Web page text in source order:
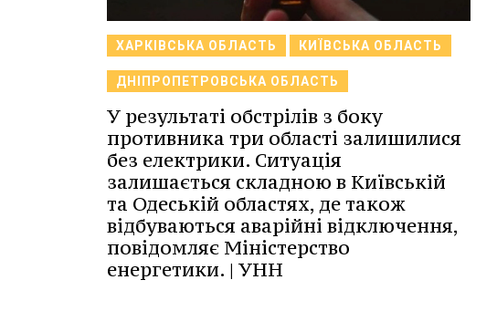
ХАРКІВСЬКА ОБЛАСТЬ КИЇВСЬКА ОБЛАСТЬ
ДНІПРОПЕТРОВСЬКА ОБЛАСТЬ
У результаті обстрілів з боку
противника три області залишилися
без електрики. Ситуація
залишається складною в Київській
та Одеській областях, де також
відбуваються аварійні відключення,
повідомляє Міністерство
енергетики. | УНН